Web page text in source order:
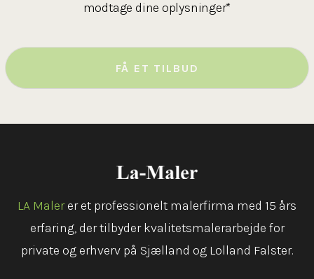
modtage dine oplysninger*
LA Malerer et professionelt malerfirma med 15 års
erfaring, der tilbyder kvalitetsmalerarbejde for
private og erhverv på Sjælland og Lolland Falster.